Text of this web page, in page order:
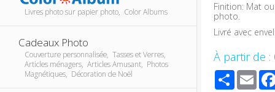
Livres photo sur papier photo, Color Albums
Cadeaux Photo
Couverture personnalisée, Tasses et Verres,
Articles ménagers, Articles Amusant, Photos
Magnétiques, Décoration de Noël
Finition: Mat
photo.
Livré avec
À partir de :
Share